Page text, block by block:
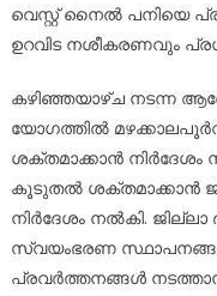
വെസ്റ്റ് നൈല്‍ പനിയെ
ഉറവിട നശീകരണവും
കഴിഞ്ഞയാഴ്ച നടന്ന
യോഗത്തില്‍
ശക്തമാക്കാന്‍
കൂടുതല്‍ ശക്തമാക്കാന്‍
നിര്‍ദേശം നല്‍കി.
സ്വയംഭരണ
പ്രവര്‍ത്തനങ്ങള്‍